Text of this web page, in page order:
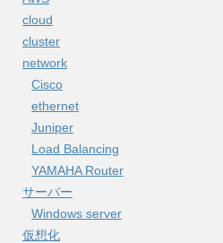
cloud
cluster
network
Cisco
ethernet
Juniper
Load Balancing
YAMAHA Router
サーバー
Windows server
仮想化